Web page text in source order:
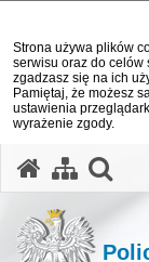
Strona używa plików
serwisu oraz do celów
zgadzasz się na ich
Pamiętaj, że możesz
ustawienia
wyrażenie zgody.